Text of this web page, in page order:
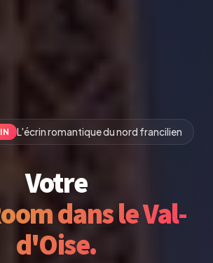
L'écrin romantique du nord francilien
Votre
dans le Val-
d'Oise.